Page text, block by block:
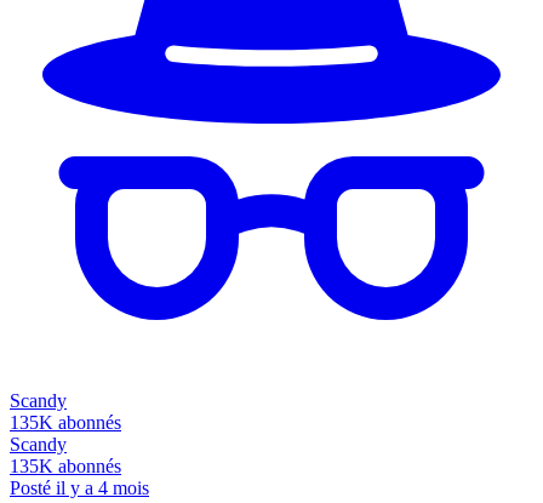
Scandy
135K abonnés
Scandy
135K abonnés
Posté il y a 4 mois